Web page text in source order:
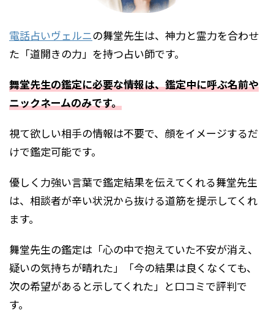
電話占いヴェルニの舞堂先生は、神力と霊力を合わせ
た「道開きの力」を持つ占い師です。
舞堂先生の鑑定に必要な情報は、鑑定中に呼ぶ名前や
ニックネームのみです。
視て欲しい相手の情報は不要で、顔をイメージするだ
けで鑑定可能です。
優しく力強い言葉で鑑定結果を伝えてくれる舞堂先生
は、相談者が辛い状況から抜ける道筋を提示してくれ
ます。
舞堂先生の鑑定は「心の中で抱えていた不安が消え、
疑いの気持ちが晴れた」「今の結果は良くなくても、
次の希望があると示してくれた」と口コミで評判で
す。